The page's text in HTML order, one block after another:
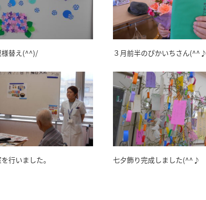
様替え(^^)/ ３月前半のぴかいちさん(^^♪
行いました。 七夕飾り完成しました(^^♪